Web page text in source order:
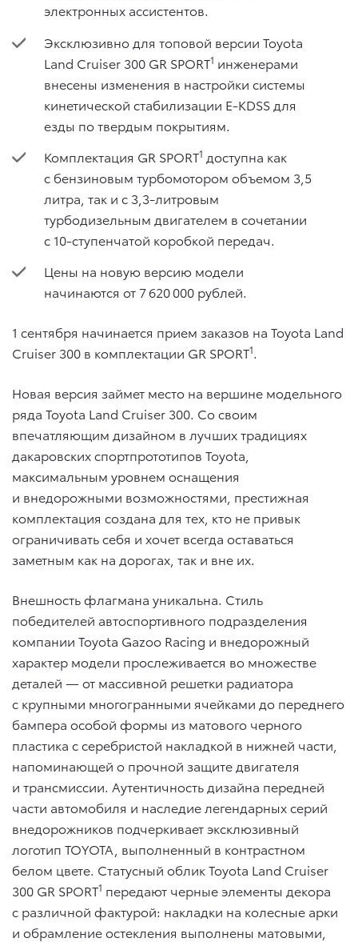
электронных ассистентов.
Эксклюзивно для топовой версии Toyota
Land Cruiser 300 GR SPORT1 инженерами
внесены изменения в настройки системы
кинетической стабилизации E-KDSS для
езды по твердым покрытиям.
Комплектация GR SPORT1 доступна как
с бензиновым турбомотором объемом 3,5
литра, так и с 3,3-литровым
турбодизельным двигателем в сочетании
с 10-ступенчатой коробкой передач.
Цены на новую версию модели
начинаются от 7 620 000 рублей.
1 сентября начинается прием заказов на Toyota Land
Cruiser 300 в комплектации GR SPORT1.
Новая версия займет место на вершине модельного
ряда Toyota Land Cruiser 300. Со своим
впечатляющим дизайном в лучших традициях
дакаровских спортпрототипов Toyota,
максимальным уровнем оснащения
и внедорожными возможностями, престижная
комплектация создана для тех, кто не привык
ограничивать себя и хочет всегда оставаться
заметным как на дорогах, так и вне их.
Внешность флагмана уникальна. Стиль
победителей автоспортивного подразделения
компании Toyota Gazoo Racing и внедорожный
характер модели прослеживается во множестве
деталей — от массивной решетки радиатора
с крупными многогранными ячейками до переднего
бампера особой формы из матового черного
пластика с серебристой накладкой в нижней части,
напоминающей о прочной защите двигателя
и трансмиссии. Аутентичность дизайна передней
части автомобиля и наследие легендарных серий
внедорожников подчеркивает эксклюзивный
логотип TOYOTA, выполненный в контрастном
белом цвете. Статусный облик Toyota Land Cruiser
300 GR SPORT1 передают черные элементы декора
с различной фактурой: накладки на колесные арки
и обрамление остекления выполнены матовыми,